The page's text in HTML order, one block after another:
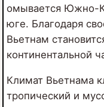
омывается Южно-
юге. Благодаря
Вьетнам
континентальной
Климат Вьетнама
тропический и